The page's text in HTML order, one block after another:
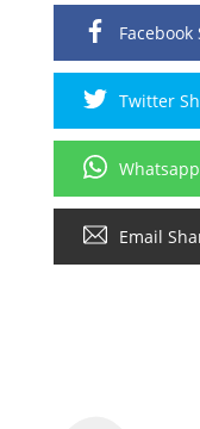
Facebook
Twitter
Email